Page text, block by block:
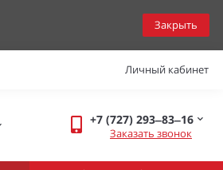
Закрыть
Личный кабинет
+7 (727) 293‒83‒16
Заказать звонок